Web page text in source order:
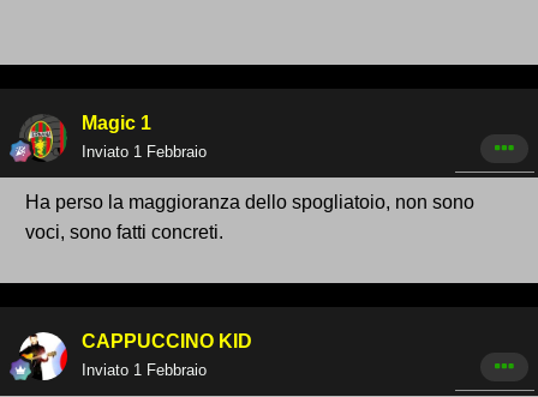
Magic 1
Inviato 1 Febbraio
Ha perso la maggioranza dello spogliatoio, non sono
voci, sono fatti concreti.
CAPPUCCINO KID
Inviato 1 Febbraio